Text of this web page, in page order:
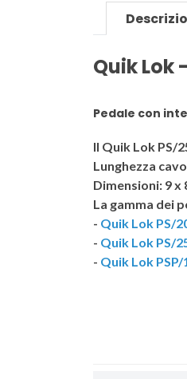
Quik Lok
Pedale con
Il Quik Lok PS/
Lunghezza
Dimensioni: 9 x
La gamma dei
- Quik Lok PS/
- Quik Lok PS/
- Quik Lok PSP/